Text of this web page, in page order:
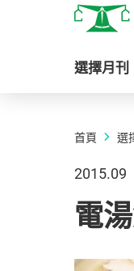
消費者委
選擇月刊
首頁 選
2015.09
電